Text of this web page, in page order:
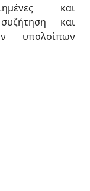
και
και
υπολοίπων